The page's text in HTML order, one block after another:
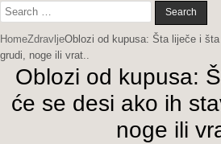
Search
for:
HomeZdravljeOblozi od kupusa: Šta liječe i
grudi, noge ili vrat..
Oblozi od kupusa:
će se desi ako ih
noge ili